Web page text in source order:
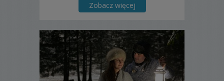
Zobacz więcej